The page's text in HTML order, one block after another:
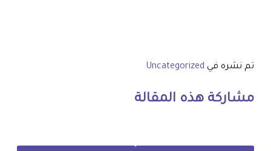
تم نشره في Uncategorized
مشاركة هذه المقالة